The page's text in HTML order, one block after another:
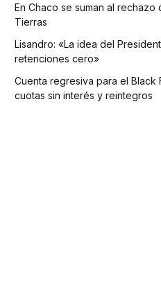
En Chaco se suman al
Tierras
Lisandro: «La idea del
retenciones cero»
Cuenta regresiva para el Black
cuotas sin interés y reintegros